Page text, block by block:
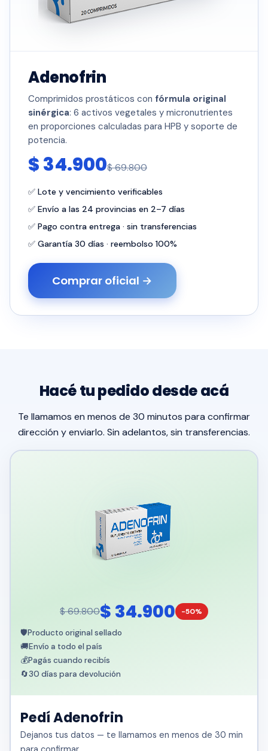
Adenofrin
Comprimidos prostáticos con fórmula original
sinérgica: 6 activos vegetales y micronutrientes
en proporciones calculadas para HPB y soporte de
potencia.
$ 34.900$ 69.800
✅ Lote y vencimiento verificables
✅ Envío a las 24 provincias en 2–7 días
✅ Pago contra entrega · sin transferencias
✅ Garantía 30 días · reembolso 100%
Comprar oficial →
Hacé tu pedido desde acá
Te llamamos en menos de 30 minutos para confirmar
dirección y enviarlo. Sin adelantos, sin transferencias.
$ 69.800$ 34.900 -50%
🛡️Producto original sellado
🚚Envío a todo el país
💰Pagás cuando recibís
🔄30 días para devolución
Pedí Adenofrin
Dejanos tus datos — te llamamos en menos de 30 min